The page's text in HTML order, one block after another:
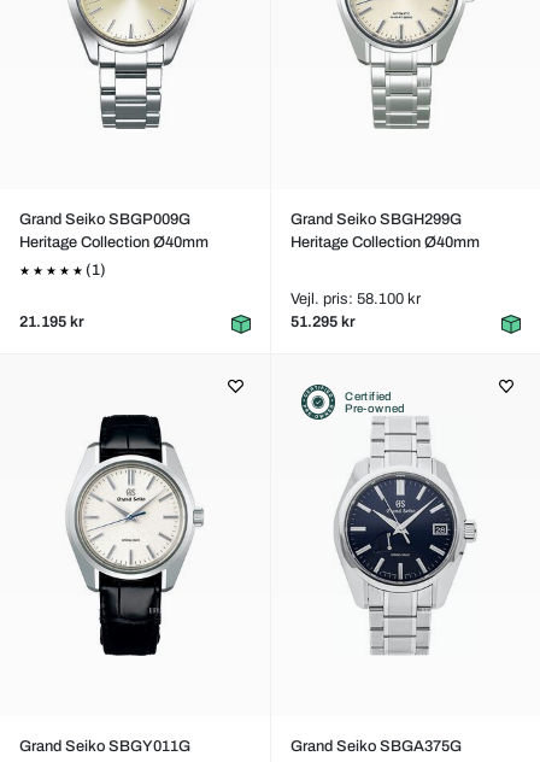
Grand Seiko SBGP009G
Heritage Collection Ø40mm
(1)
21.195 kr
Grand Seiko SBGH299G
Heritage Collection Ø40mm
Vejl. pris: 58.100 kr
51.295 kr
Grand Seiko SBGY011G
Certified
Pre-owned
Grand Seiko SBGA375G